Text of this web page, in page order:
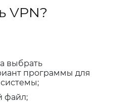
VPN?
выбрать
программы для
файл;